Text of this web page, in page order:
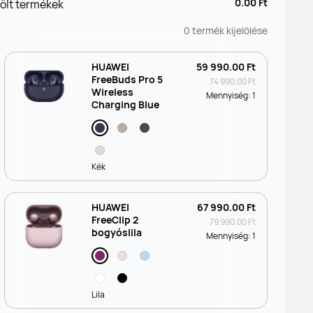
termékek
0 termék kijelölése
HUAWEI
FreeBuds Pro 5
Wireless
Charging Blue
Kék
59 990.00 Ft
74 990.00 Ft
Mennyiség:1
HUAWEI
FreeClip 2
bogyóslila
Lila
67 990.00 Ft
79 990.00 Ft
Mennyiség:1